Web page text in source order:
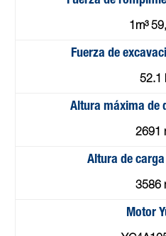
1m³
Fuerza de
52.1
Altura máxima de
2691
Altura de
3586
Motor